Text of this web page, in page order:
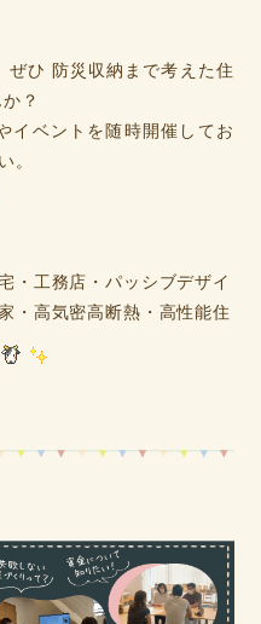
ぜひ 防災収納まで考えた住
？
イベントを随時開催してお
。
・工務店・パッシブデザイ
・高気密高断熱・高性能住